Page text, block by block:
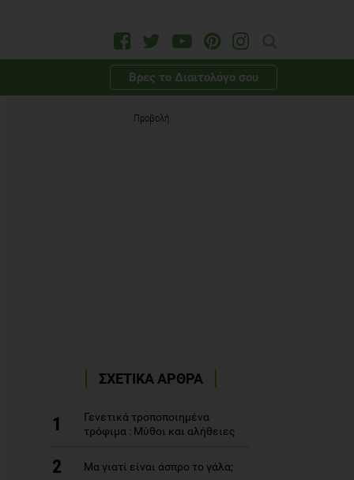
Βρες το Διαιτολόγο σου
Προβολή
ΣΧΕΤΙΚΑ ΑΡΘΡΑ
1
Γενετικά τροποποιημένα
τρόφιμα : Μύθοι και αλήθειες
2 Μα γιατί είναι άσπρο το γάλα;